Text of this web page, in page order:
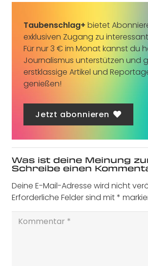
Taubenschlag+ bietet
exklusiven Zugang zu
Für nur 3 € im Monat kannst du
Journalismus unterstützen und
erstklassige Artikel und
genießen!
Jetzt abonnieren
Was ist deine Meinung
Schreibe einen
Deine E-Mail-Adresse wird nicht
Erforderliche Felder sind mit*